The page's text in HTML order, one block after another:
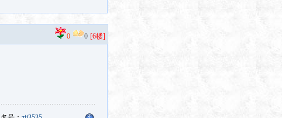
0 0 [6楼]